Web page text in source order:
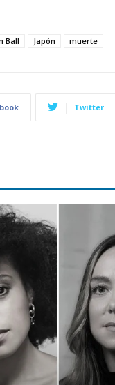
Ball Japón muerte
Twitter